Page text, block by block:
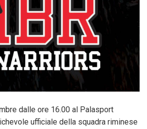
dalle ore 16.00 al Palasport
ufficiale della squadra riminese